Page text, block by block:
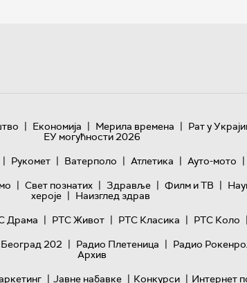
| Економија | Мерила времена | Рат у
ЕУ могућности 2026
| Рукомет | Ватерполо | Атлетика | Ауто-мото |
| Свет познатих | Здравље | Филм и ТВ |
хероје | Наизглед здрав
Драма | РТС Живот | РТС Класика | РТС Коло
Београд 202 | Радио Плетеница | Радио
Архив
| Јавне набавке | Конкурси | Интернет